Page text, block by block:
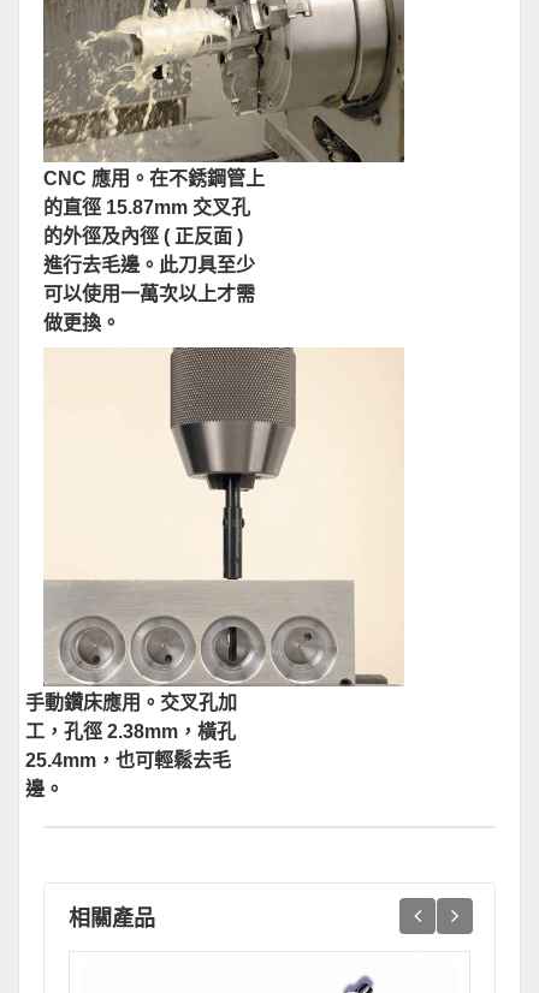
CNC 應用。在不銹鋼管上
的直徑 15.87mm 交叉孔
的外徑及內徑 ( 正反面 )
進行去毛邊。此刀具至少
可以使用一萬次以上才需
做更換。
手動鑽床應用。交叉孔加
工，孔徑 2.38mm，橫孔
25.4mm，也可輕鬆去毛
邊。
相關產品